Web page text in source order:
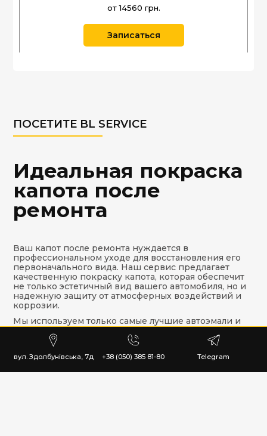
вул. Здолбунівська, 7д +38 (050) 385 81-80 Telegram
от 14560 грн.
Записаться
ПОСЕТИТЕ BL SERVICE
Идеальная покраска
капота после
ремонта
Ваш капот после ремонта нуждается в
профессиональном уходе для восстановления его
первоначального вида. Наш сервис предлагает
качественную покраску капота, которая обеспечит
не только эстетичный вид вашего автомобиля, но и
надежную защиту от атмосферных воздействий и
коррозии.
Мы используем только самые лучшие автоэмали и
лаки, гарантирующие долговечность и устойчивость
к износу. Наши специалисты тщательно подготовят
поверхность капота перед нанесением краски, что
позволяет добиться безупречного покрытия без